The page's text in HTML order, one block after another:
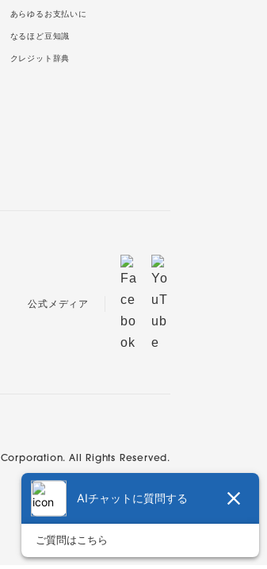
あらゆるお支払いに
なるほど豆知識
クレジット辞典
公式メディア
All Rights Reserved.